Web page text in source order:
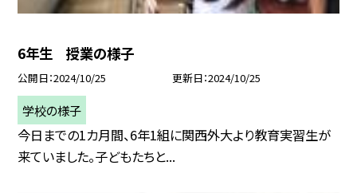
6年生 授業の様子
公開日 2024/10/25 更新日 2024/10/25
学校の様子
今日までの1カ月間、6年1組に関西外大より教育実習生が
来ていました。子どもたちと...